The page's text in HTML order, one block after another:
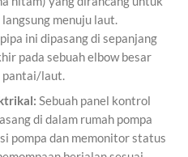
menuju laut.
ini dipasang di sepanjang
pada sebuah elbow besar
pantai/laut.
Sebuah panel kontrol
di dalam rumah pompa
pompa dan memonitor status